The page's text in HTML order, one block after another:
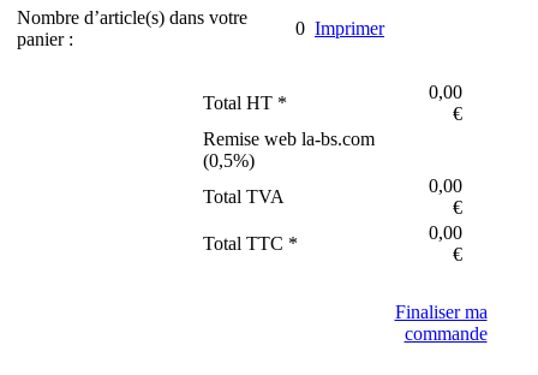
Nombre d’article(s) dans votre
panier :
0 Imprimer
Total HT *
0,00
€
Remise web la-bs.com
(0,5%)
Total TVA
0,00
€
Total TTC *
0,00
€
Finaliser ma
commande